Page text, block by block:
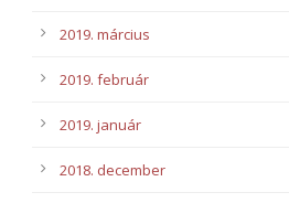
2019. március
2019. február
2019. január
2018. december